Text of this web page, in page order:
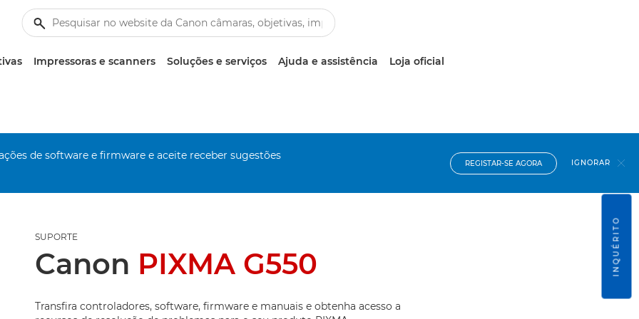
Impressoras e scanners Soluções e serviços Ajuda e assistência Loja oficial
de software e firmware e aceite receber sugestões
REGISTAR-SE AGORA IGNORAR
SUPORTE
Canon PIXMA G550
Transfira controladores, software, firmware e manuais e obtenha acesso a
INQUÉRITO